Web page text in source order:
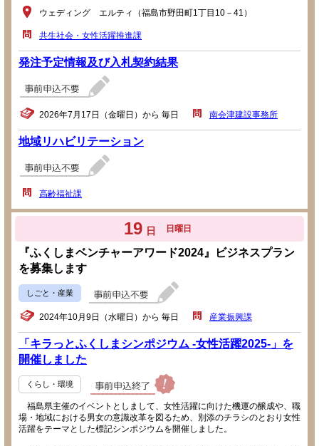
ウェディング エルティ（福島市野田町1丁目10－41）
共生社会・女性活躍推進課
発注予定情報及び入札契約結果
2026年7月17日（金曜日）から 毎日 南会津建設事務所
地域リハビリテーション
高齢福祉課
19 日 日曜日
『ふくしまベンチャーアワード2024』ビジネスプラン
を募集します
しごと・産業
2024年10月9日（水曜日）から 毎日 産業振興課
「キラっとふくしまシンポジウム -女性活躍2025-」を
開催しました
くらし・環境
福島県主催のイベントとしまして、女性活躍に向けた機運の醸成や、職
場・地域における男女の意識改革を図るため、別添のチラシのとおり女性
活躍をテーマとした標記シンポジウムを開催しました。